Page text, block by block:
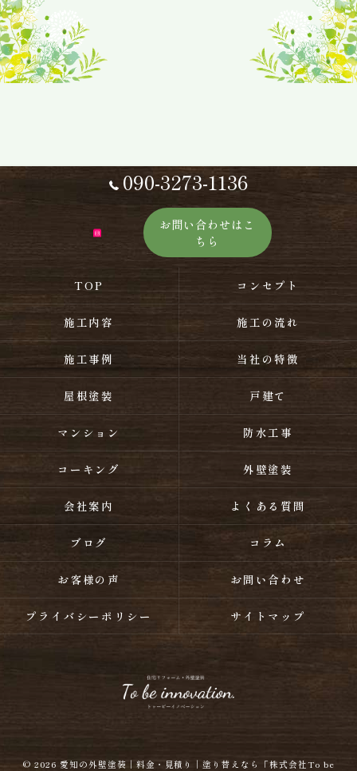
090-3273-1136
お問い合わせはこ
ちら
TOP コンセプト
施工内容 施工の流れ
施工事例 当社の特徴
屋根塗装 戸建て
マンション 防水工事
コーキング 外壁塗装
会社案内 よくある質問
ブログ コラム
お客様の声 お問い合わせ
プライバシーポリシー サイトマップ
© 2026 愛知の外壁塗装｜料金・見積り｜塗り替えなら「株式会社To be